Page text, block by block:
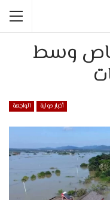
3 أشخاص وسط
أخبار دولية الواجهة